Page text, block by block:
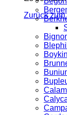
Zurück zum